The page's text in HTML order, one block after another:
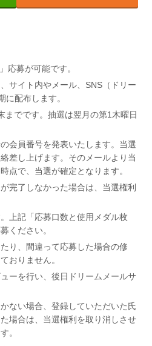
応募が可能です。
サイト内やメール、SNS（ドリー
に配布します。
までです。抽選は翌月の第1木曜日
会員番号を発表いたします。当選
差し上げます。そのメールより当
点で、当選が確定となります。
完了しなかった場合は、当選権利
上記「応募口数と使用メダル枚
ください。
り、間違って応募した場合の修
おりません。
ーを行い、後日ドリームメールサ
ない場合、登録していただいた氏
場合は、当選権利を取り消しさせ
。